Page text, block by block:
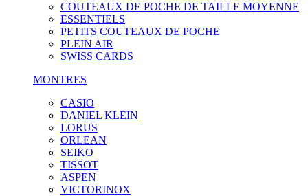
COUTEAUX DE POCHE DE TAILLE MOYENNE
ESSENTIELS
PETITS COUTEAUX DE POCHE
PLEIN AIR
SWISS CARDS
MONTRES
CASIO
DANIEL KLEIN
LORUS
ORLEAN
SEIKO
TISSOT
ASPEN
VICTORINOX